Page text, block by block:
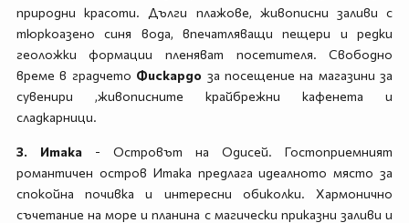
природни красоти. Дълги плажове, живописни заливи с
тюркоазено синя вода, впечатляващи пещери и редки
геоложки формации пленяват посетителя. Свободно
време в градчето Фискардо за посещение на магазини за
сувенири ,живописните крайбрежни кафенета и
сладкарници.
3. Итака- Островът на Одисей. Гостоприемният
романтичен остров Итака предлага идеалното място за
спокойна почивка и интересни обиколки. Хармонично
съчетание на море и планина с магически приказни заливи и